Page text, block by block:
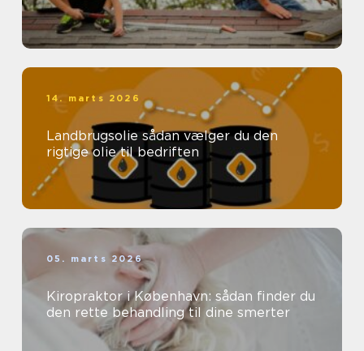
14. marts 2026
Landbrugsolie sådan vælger du den
rigtige olie til bedriften
05. marts 2026
Kiropraktor i København: sådan finder du
den rette behandling til dine smerter